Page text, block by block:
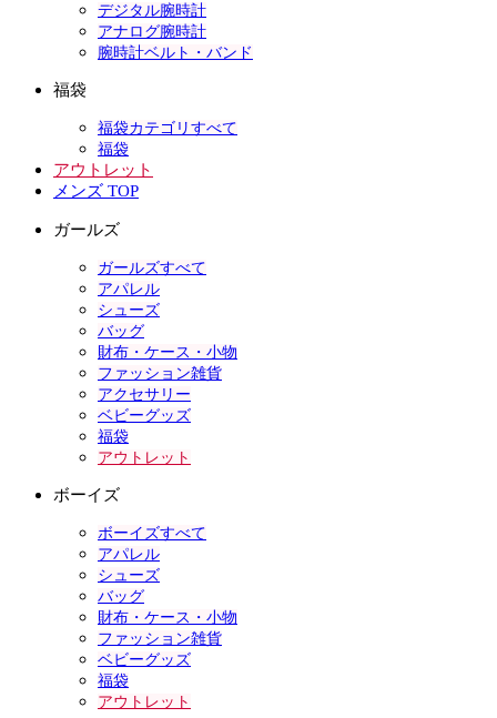
デジタル腕時計
アナログ腕時計
腕時計ベルト・バンド
福袋
福袋カテゴリすべて
福袋
アウトレット
メンズ TOP
ガールズ
ガールズすべて
アパレル
シューズ
バッグ
財布・ケース・小物
ファッション雑貨
アクセサリー
ベビーグッズ
福袋
アウトレット
ボーイズ
ボーイズすべて
アパレル
シューズ
バッグ
財布・ケース・小物
ファッション雑貨
ベビーグッズ
福袋
アウトレット